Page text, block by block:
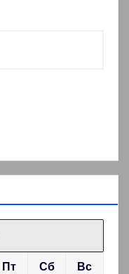
Пт Сб Вс